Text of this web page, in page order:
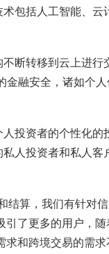
包括人工智能、云
断转移到云上进行
金融安全，诸如个
投资者的个性化的
人投资者和私人客
算，我们有针对信
引了更多的用户，
和跨境交易的需求